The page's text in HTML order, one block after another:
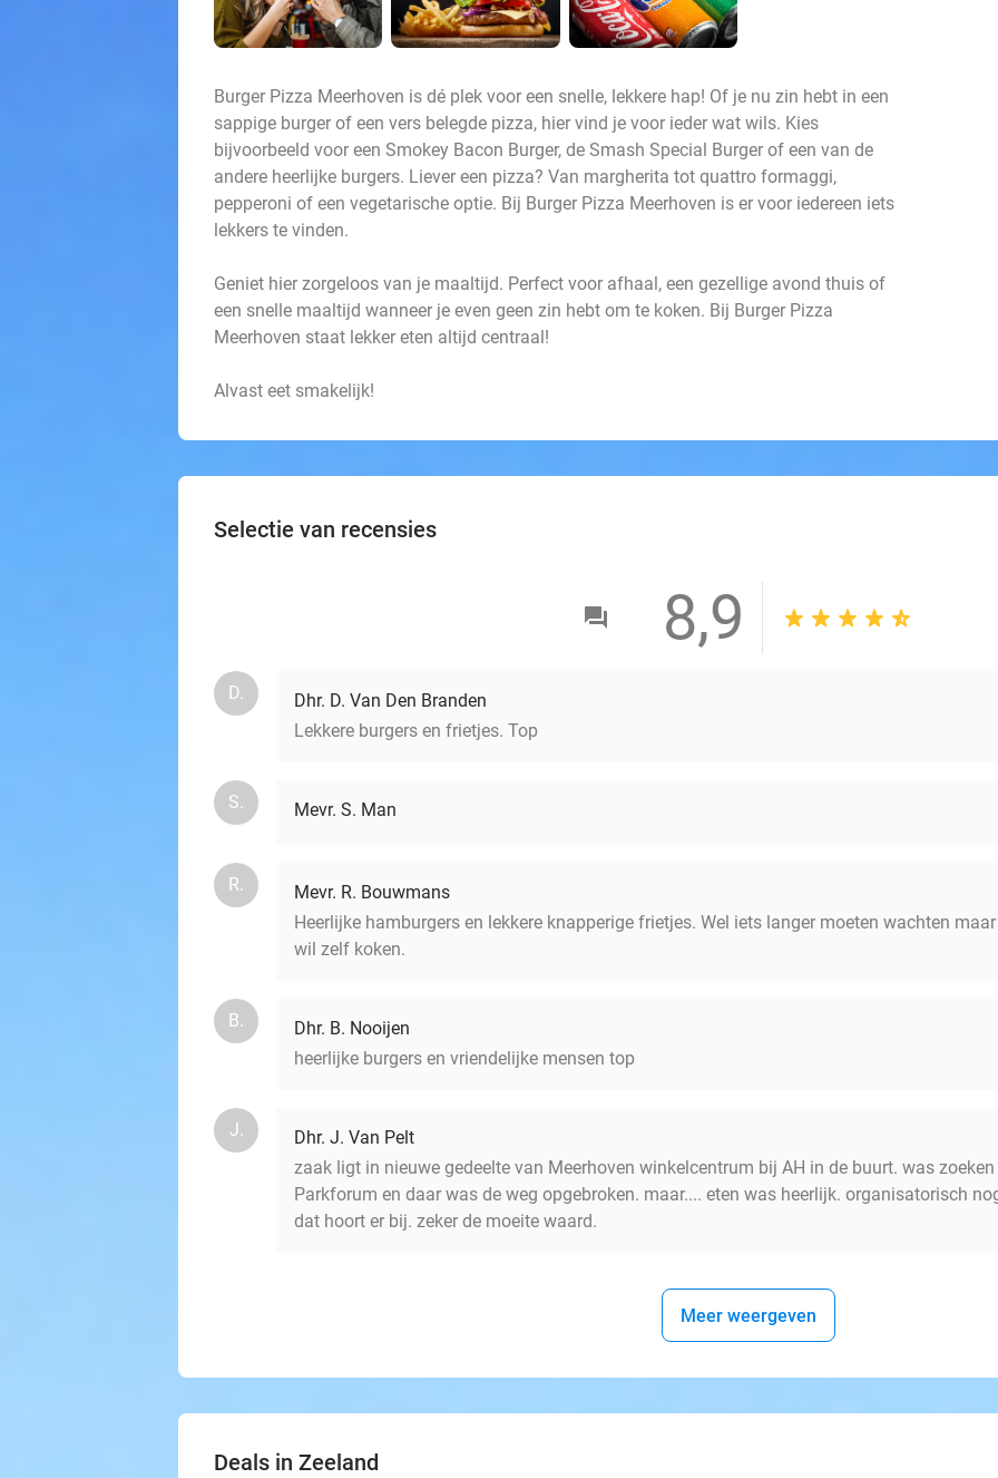
Burger Pizza Meerhoven is dé plek voor een snelle, lekkere hap! Of je nu zin hebt in een
sappige burger of een vers belegde pizza, hier vind je voor ieder wat wils. Kies
bijvoorbeeld voor een Smokey Bacon Burger, de Smash Special Burger of een van de
andere heerlijke burgers. Liever een pizza? Van margherita tot quattro formaggi,
pepperoni of een vegetarische optie. Bij Burger Pizza Meerhoven is er voor iedereen iets
lekkers te vinden.
Geniet hier zorgeloos van je maaltijd. Perfect voor afhaal, een gezellige avond thuis of
een snelle maaltijd wanneer je even geen zin hebt om te koken. Bij Burger Pizza
Meerhoven staat lekker eten altijd centraal!
Alvast eet smakelijk!
Selectie van recensies
8,9
D.
Dhr. D. Van Den Branden
Lekkere burgers en frietjes. Top
S. Mevr. S. Man
R.
Mevr. R. Bouwmans
Heerlijke hamburgers en lekkere knapperige frietjes. Wel iets langer moeten wachten
wil zelf koken.
B.
Dhr. B. Nooijen
heerlijke burgers en vriendelijke mensen top
J.
Dhr. J. Van Pelt
zaak ligt in nieuwe gedeelte van Meerhoven winkelcentrum bij AH in de buurt. was
Parkforum en daar was de weg opgebroken. maar.... eten was heerlijk. organisatorisch
dat hoort er bij. zeker de moeite waard.
Meer weergeven
Deals in Zeeland